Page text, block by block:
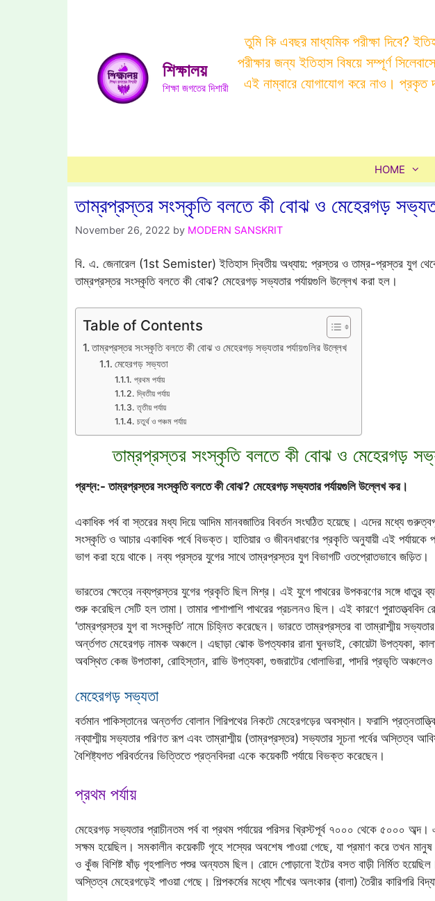
শিক্ষালয়
শিক্ষা জগতের দিশারী
তুমি কি এবছর মাধ্যমিক পরীক্ষা দিবে?
পরীক্ষার জন্য ইতিহাস বিষয়ে সম্পূর্ণ
এই নাম্বারে যোগাযোগ করে নাও।
HOME
তাম্রপ্রস্তর সংস্কৃতি বলতে কী বোঝ ও মেহেরগড়
November 26, 2022 by MODERN SANSKRIT
বি. এ. জেনারেল (1st Semister) ইতিহাস দ্বিতীয় অধ্যায়: প্রস্তর ও তাম্র-প্রস্তর যুগ
তাম্রপ্রস্তর সংস্কৃতি বলতে কী বোঝ? মেহেরগড় সভ্যতার পর্যায়গুলি উল্লেখ করা হল।
Table of Contents
তাম্রপ্রস্তর সংস্কৃতি বলতে কী বোঝ ও মেহেরগড় সভ্যতার পর্যায়গুলির উল্লেখ
মেহেরগড় সভ্যতা
প্রথম পর্যায়
দ্বিতীয় পর্যায়
তৃতীয় পর্যায়
চতুর্থ ও পঞ্চম পর্যায়
তাম্রপ্রস্তর সংস্কৃতি বলতে কী বোঝ ও মেহেরগড়
প্রশ্ন:- তাম্রপ্রস্তর সংস্কৃতি বলতে কী বোঝ? মেহেরগড় সভ্যতার পর্যায়গুলি উল্লেখ কর।
একাধিক পর্ব বা স্তরের মধ্য দিয়ে আদিম মানবজাতির বিবর্তন সংঘঠিত হয়েছে। এদের মধ্যে
সংস্কৃতি ও আচার একাধিক পর্বে বিভক্ত। হাতিয়ার ও জীবনধারণের প্রকৃতি অনুযায়ী এই পর্যায়কে
ভাগ করা হয়ে থাকে। নব্য প্রস্তর যুগের সাথে তাম্রপ্রস্তর যুগ বিভাগটি ওতপ্রোতভাবে জড়িত।
ভারতের ক্ষেত্রে নব্যপ্রস্তর যুগের প্রকৃতি ছিল মিশ্র। এই যুগে পাথরের উপকরণের সঙ্গে ধাতুর
শুরু করেছিল সেটি হল তামা। তামার পাশাপাশি পাথরের প্রচলনও ছিল। এই কারণে
‘তাম্রপ্রস্তর যুগ বা সংস্কৃতি’ নামে চিহ্নিত করেছেন। ভারতে তাম্রপ্রস্তর বা তাম্রাশ্মীয় সভ্যতার
অর্ন্তগত মেহেরগড় নামক অঞ্চলে। এছাড়া ঝোক উপত্যকার রানা ঘুনভাই, কোয়েটা উপত্যকা,
অবস্থিত কেজ উপতাকা, রোহিস্তান, রাভি উপত্যকা, গুজরাটের ধোলাভিরা, পাদরি প্রভৃতি
মেহেরগড় সভ্যতা
বর্তমান পাকিস্তানের অন্তর্গত বোলান গিরিপথের নিকটে মেহেরগড়ের অবস্থান। ফরাসি
নব্যাশ্মীয় সভ্যতার পরিণত রূপ এবং তাম্রাশ্মীয় (তাম্রপ্রস্তর) সভ্যতার সূচনা পর্বের অস্তিত্ব
বৈশিষ্ট্যগত পরিবর্তনের ভিত্তিতে প্রত্নবিদরা একে কয়েকটি পর্যায়ে বিভক্ত করেছেন।
প্রথম পর্যায়
মেহেরগড় সভ্যতার প্রাচীনতম পর্ব বা প্রথম পর্যায়ের পরিসর খ্রিস্টপূর্ব ৭০০০ থেকে ৫০০০
সক্ষম হয়েছিল। সমকালীন কয়েকটি গৃহে শস্যের অবশেষ পাওয়া গেছে, যা প্রমাণ করে তখন
ও কুঁজ বিশিষ্ট ষাঁড় গৃহপালিত পশুর অন্যতম ছিল। রোদে পোড়ানো ইটের বসত বাড়ী নির্মিত
অস্তিত্ব মেহেরগড়েই পাওয়া গেছে। শিল্পকর্মের মধ্যে শাঁখের অলংকার (বালা) তৈরীর কারিগরি